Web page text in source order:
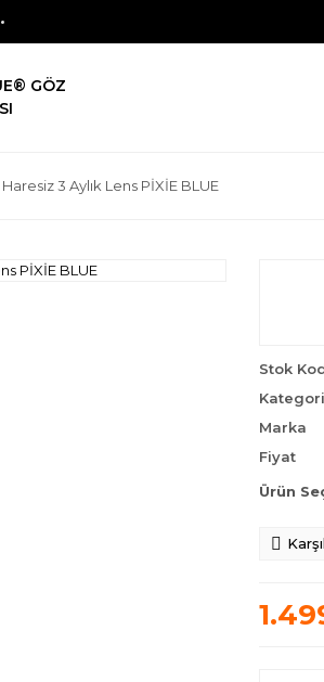
GÖZ
3 Aylık Lens PİXİE BLUE
Stok
Kategori
Marka
Fiyat
Ürün